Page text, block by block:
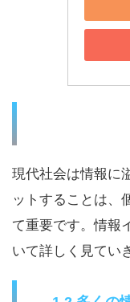
現代社会は情報に
ットすることは、
て重要です。情報
いて詳しく見てい